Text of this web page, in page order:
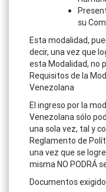
su
Esta modalidad,
decir, una vez que
esta Modalidad, no
Requisitos de la
Venezolana
El ingreso por la
Venezolana sólo
una sola vez, tal y
Reglamento de
una vez que se
misma NO PODRÁ
Documentos